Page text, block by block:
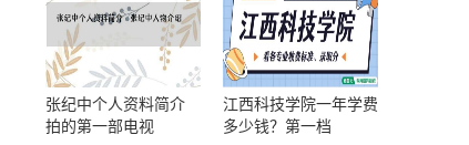
张纪中个人资料简介
拍的第一部电视
江西科技学院一年学费
多少钱？第一档